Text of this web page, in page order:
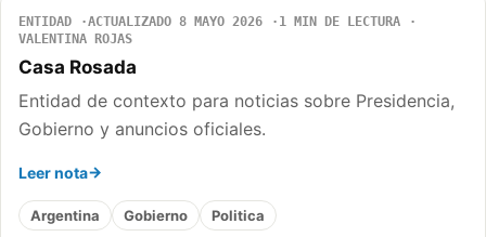
ENTIDAD ACTUALIZADO 8 MAYO 2026
1 MIN DE LECTURA
VALENTINA ROJAS
Casa Rosada
Entidad de contexto para noticias sobre Presidencia,
Gobierno y anuncios oficiales.
Leer nota
Argentina Gobierno Politica